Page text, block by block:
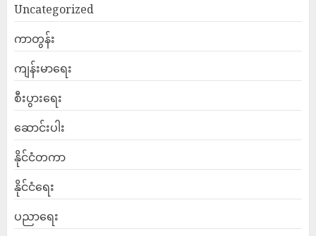
Uncategorized
ကာတွန်း
ကျန်းမာရေး
စီးပွားရေး
ဆောင်းပါး
နိုင်ငံတကာ
နိုင်ငံရေး
ပညာရေး